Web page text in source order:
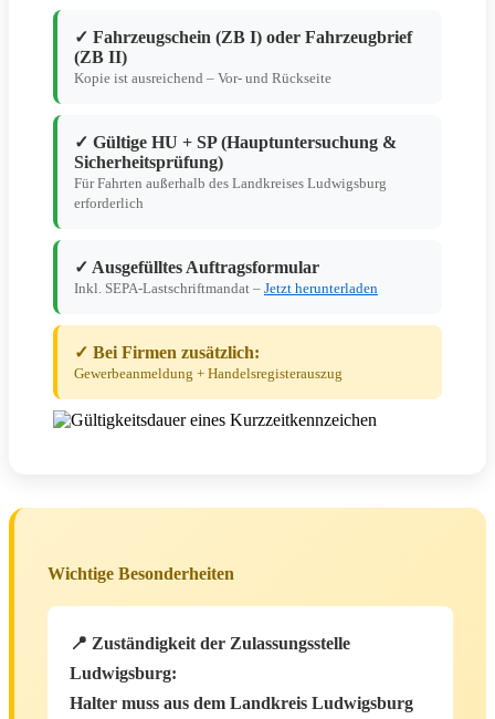
✓ Fahrzeugschein (ZB I) oder Fahrzeugbrief
(ZB II)
Kopie ist ausreichend – Vor- und Rückseite
✓ Gültige HU + SP (Hauptuntersuchung &
Sicherheitsprüfung)
Für Fahrten außerhalb des Landkreises Ludwigsburg
erforderlich
✓ Ausgefülltes Auftragsformular
Inkl. SEPA-Lastschriftmandat – Jetzt herunterladen
✓ Bei Firmen zusätzlich:
Gewerbeanmeldung + Handelsregisterauszug
Wichtige Besonderheiten
📍 Zuständigkeit der Zulassungsstelle
Ludwigsburg:
Halter muss aus dem Landkreis Ludwigsburg